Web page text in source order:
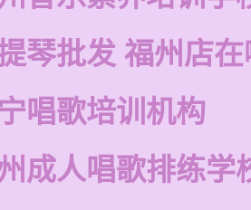
琴批发 福州店
唱歌培训机构
成人唱歌排练学